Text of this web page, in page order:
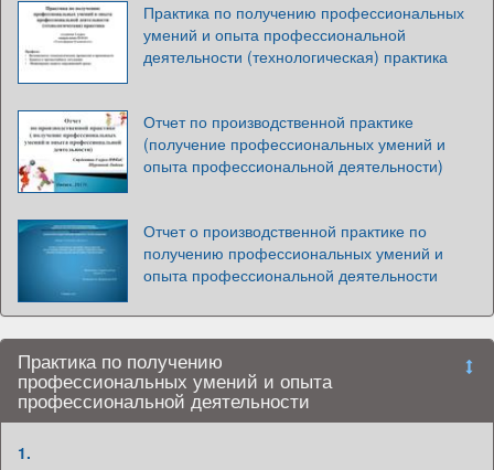
Практика по получению профессиональных
умений и опыта профессиональной
деятельности (технологическая) практика
Отчет по производственной практике
(получение профессиональных умений и
опыта профессиональной деятельности)
Отчет о производственной практике по
получению профессиональных умений и
опыта профессиональной деятельности
Практика по получению
профессиональных умений и опыта
профессиональной деятельности
1.